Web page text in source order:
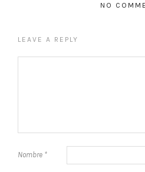
NO
LEAVE A REPLY
Nombre *